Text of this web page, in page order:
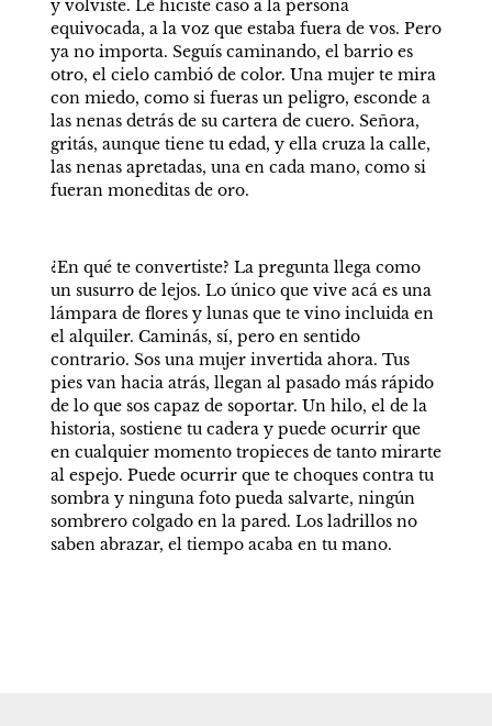
y volviste. Le hiciste caso a la persona
equivocada, a la voz que estaba fuera de vos. Pero
ya no importa. Seguís caminando, el barrio es
otro, el cielo cambió de color. Una mujer te mira
con miedo, como si fueras un peligro, esconde a
las nenas detrás de su cartera de cuero. Señora,
gritás, aunque tiene tu edad, y ella cruza la calle,
las nenas apretadas, una en cada mano, como si
fueran moneditas de oro.
¿En qué te convertiste? La pregunta llega como
un susurro de lejos. Lo único que vive acá es una
lámpara de flores y lunas que te vino incluida en
el alquiler. Caminás, sí, pero en sentido
contrario. Sos una mujer invertida ahora. Tus
pies van hacia atrás, llegan al pasado más rápido
de lo que sos capaz de soportar. Un hilo, el de la
historia, sostiene tu cadera y puede ocurrir que
en cualquier momento tropieces de tanto mirarte
al espejo. Puede ocurrir que te choques contra tu
sombra y ninguna foto pueda salvarte, ningún
sombrero colgado en la pared. Los ladrillos no
saben abrazar, el tiempo acaba en tu mano.